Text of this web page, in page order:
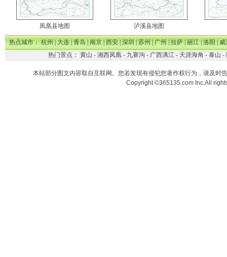
凤凰县地图 泸溪县地图
热点城市：杭州|大连|青岛|南京|西安|深圳|苏州|广州|拉萨|丽江|洛阳|威
热门景点： 黄山 - 湘西凤凰- 九寨沟 - 广西漓江- 天涯海角 - 泰山 -
本站部分图文内容取自互联网。您若发现有侵犯您著作权行为，请及时
Copyright ©365135.com Inc.All